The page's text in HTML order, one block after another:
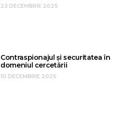
23 DECEMBRIE 2025
Contraspionajul și securitatea în
domeniul cercetării
10 DECEMBRIE 2025